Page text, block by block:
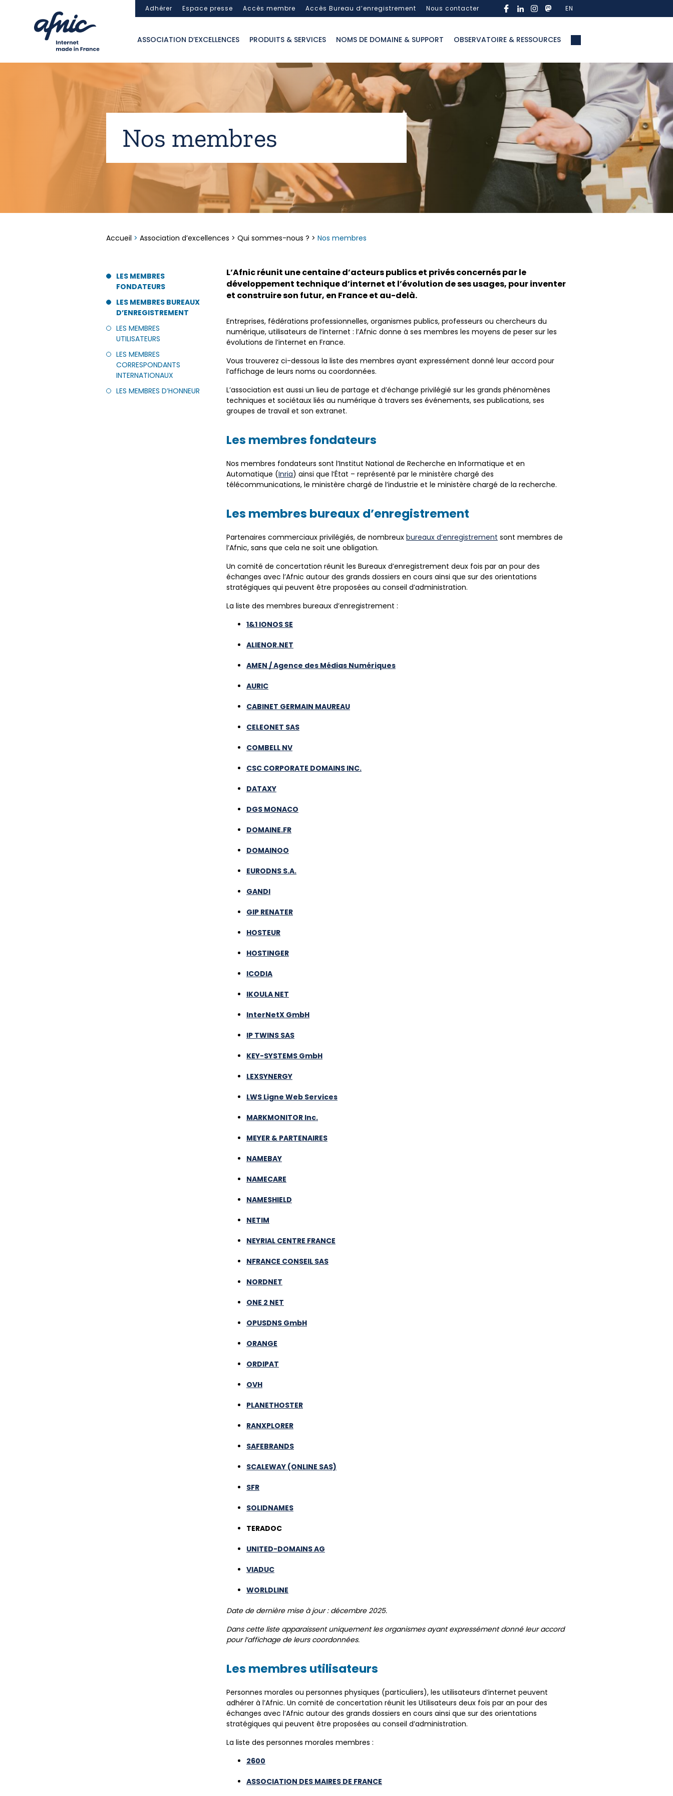
Adhérer Espace presse Accès membre Accès Bureau d’enregistrement Nous contacter EN
ASSOCIATION D’EXCELLENCES PRODUITS & SERVICES NOMS DE DOMAINE & SUPPORT OBSERVATOIRE & RESSOURCES
Nos membres
Accueil > Association d’excellences > Qui sommes-nous ? > Nos membres
LES MEMBRES
FONDATEURS
LES MEMBRES BUREAUX
D’ENREGISTREMENT
LES MEMBRES
UTILISATEURS
LES MEMBRES
CORRESPONDANTS
INTERNATIONAUX
LES MEMBRES D’HONNEUR
L’Afnic réunit une centaine d’acteurs publics et privés concernés par le
développement technique d’internet et l’évolution de ses usages, pour inventer
et construire son futur, en France et au-delà.
Entreprises, fédérations professionnelles, organismes publics, professeurs ou chercheurs du
numérique, utilisateurs de l’internet : l’Afnic donne à ses membres les moyens de peser sur les
évolutions de l’internet en France.
Vous trouverez ci-dessous la liste des membres ayant expressément donné leur accord pour
l’affichage de leurs noms ou coordonnées.
L’association est aussi un lieu de partage et d’échange privilégié sur les grands phénomènes
techniques et sociétaux liés au numérique à travers ses événements, ses publications, ses
groupes de travail et son extranet.
Les membres fondateurs
Nos membres fondateurs sont l’Institut National de Recherche en Informatique et en
Automatique (Inria) ainsi que l’État – représenté par le ministère chargé des
télécommunications, le ministère chargé de l’industrie et le ministère chargé de la recherche.
Les membres bureaux d’enregistrement
Partenaires commerciaux privilégiés, de nombreux bureaux d’enregistrement sont membres de
l’Afnic, sans que cela ne soit une obligation.
Un comité de concertation réunit les Bureaux d’enregistrement deux fois par an pour des
échanges avec l’Afnic autour des grands dossiers en cours ainsi que sur des orientations
stratégiques qui peuvent être proposées au conseil d’administration.
La liste des membres bureaux d’enregistrement :
1&1 IONOS SE
ALIENOR.NET
AMEN / Agence des Médias Numériques
AURIC
CABINET GERMAIN MAUREAU
CELEONET SAS
COMBELL NV
CSC CORPORATE DOMAINS INC.
DATAXY
DGS MONACO
DOMAINE.FR
DOMAINOO
EURODNS S.A.
GANDI
GIP RENATER
HOSTEUR
HOSTINGER
ICODIA
IKOULA NET
InterNetX GmbH
IP TWINS SAS
KEY-SYSTEMS GmbH
LEXSYNERGY
LWS Ligne Web Services
MARKMONITOR Inc.
MEYER & PARTENAIRES
NAMEBAY
NAMECARE
NAMESHIELD
NETIM
NEYRIAL CENTRE FRANCE
NFRANCE CONSEIL SAS
NORDNET
ONE 2 NET
OPUSDNS GmbH
ORANGE
ORDIPAT
OVH
PLANETHOSTER
RANXPLORER
SAFEBRANDS
SCALEWAY (ONLINE SAS)
SFR
SOLIDNAMES
TERADOC
UNITED-DOMAINS AG
VIADUC
WORLDLINE
Date de dernière mise à jour : décembre 2025.
Dans cette liste apparaissent uniquement les organismes ayant expressément donné leur accord
pour l’affichage de leurs coordonnées.
Les membres utilisateurs
Personnes morales ou personnes physiques (particuliers), les utilisateurs d’internet peuvent
adhérer à l’Afnic. Un comité de concertation réunit les Utilisateurs deux fois par an pour des
échanges avec l’Afnic autour des grands dossiers en cours ainsi que sur des orientations
stratégiques qui peuvent être proposées au conseil d’administration.
La liste des personnes morales membres :
2600
ASSOCIATION DES MAIRES DE FRANCE